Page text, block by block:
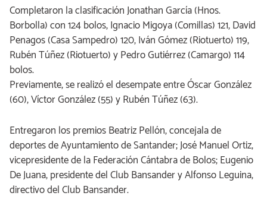
Completaron la clasificación Jonathan García (Hnos.
Borbolla) con 124 bolos, Ignacio Migoya (Comillas) 121, David
Penagos (Casa Sampedro) 120, Iván Gómez (Riotuerto) 119,
Rubén Túñez (Riotuerto) y Pedro Gutiérrez (Camargo) 114
bolos.
Previamente, se realizó el desempate entre Óscar González
(60), Víctor González (55) y Rubén Túñez (63).
Entregaron los premios Beatriz Pellón, concejala de
deportes de Ayuntamiento de Santander; José Manuel Ortiz,
vicepresidente de la Federación Cántabra de Bolos; Eugenio
De Juana, presidente del Club Bansander y Alfonso Leguina,
directivo del Club Bansander.